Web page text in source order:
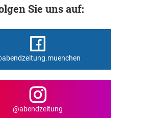
Sie uns auf:
@abendzeitung